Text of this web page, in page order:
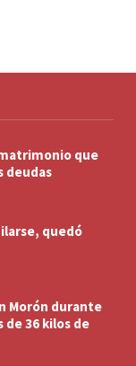
que
deudas
quedó
Morón durante
de 36 kilos de